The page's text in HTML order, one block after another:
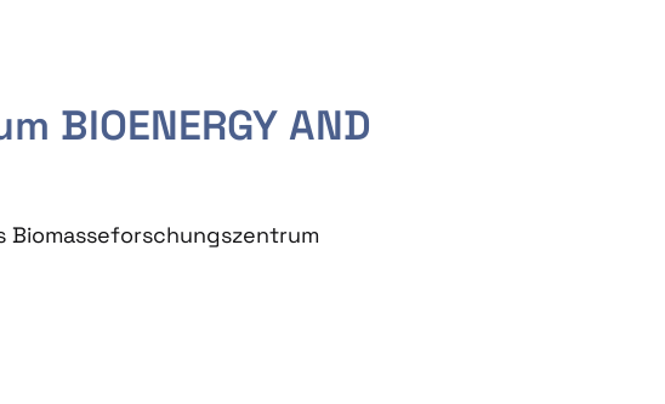
BIOENERGY AND
Biomasseforschungszentrum